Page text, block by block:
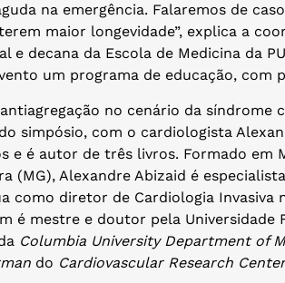
na emergência. Falaremos de
maior longevidade”, explica a
e decana da Escola de Medicina da
um programa de educação, com
no cenário da síndrome
simpósio, com o cardiologista
e é autor de três livros. Formado em
(MG), Alexandre Abizaid é
como diretor de Cardiologia Invasiva
é mestre e doutor pela Universidade
Columbia University Department of
do Cardiovascular Research Center